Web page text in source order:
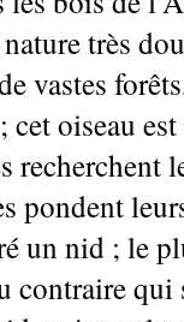
très
vastes
cet oiseau
recherchent
pondent
un nid ; le
contraire